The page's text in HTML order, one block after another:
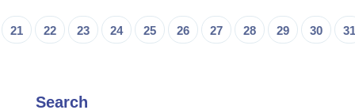
21 22 23 24 25 26 27 28 29 30 31
Search